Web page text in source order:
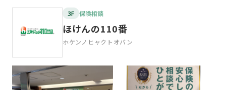
3F 保険相談
ほけんの110番
ホケンノヒャクトオバン